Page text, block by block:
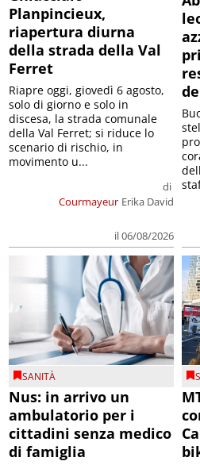
Planpincieux,
riapertura diurna
della strada della Val
Ferret
Courmayeur
di
Erika David
il 06/08/2026
Riapre oggi, giovedì 6 agosto,
solo di giorno e solo in
discesa, la strada comunale
della Val Ferret; si riduce lo
scenario di rischio, in
movimento u...
SANITÀ
Nus: in arrivo un
ambulatorio per i
cittadini senza medico
di famiglia